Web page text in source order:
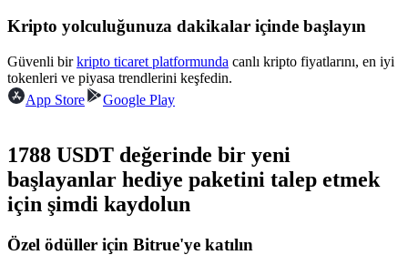
Kopya Tüccarı Olun
Kâr paylaşımı ve kopya ticaret komisyonlarının tadını çıkarın
Kripto yolculuğunuza dakikalar içinde başlayın
Güvenli birkripto ticaret platformunda canlı kripto fiyatlarını, en iyi
tokenleri ve piyasa trendlerini keşfedin.
App Store
Google Play
1788 USDT değerinde bir yeni
başlayanlar hediye paketini talep etmek
için şimdi kaydolun
Özel ödüller için Bitrue'ye katılın